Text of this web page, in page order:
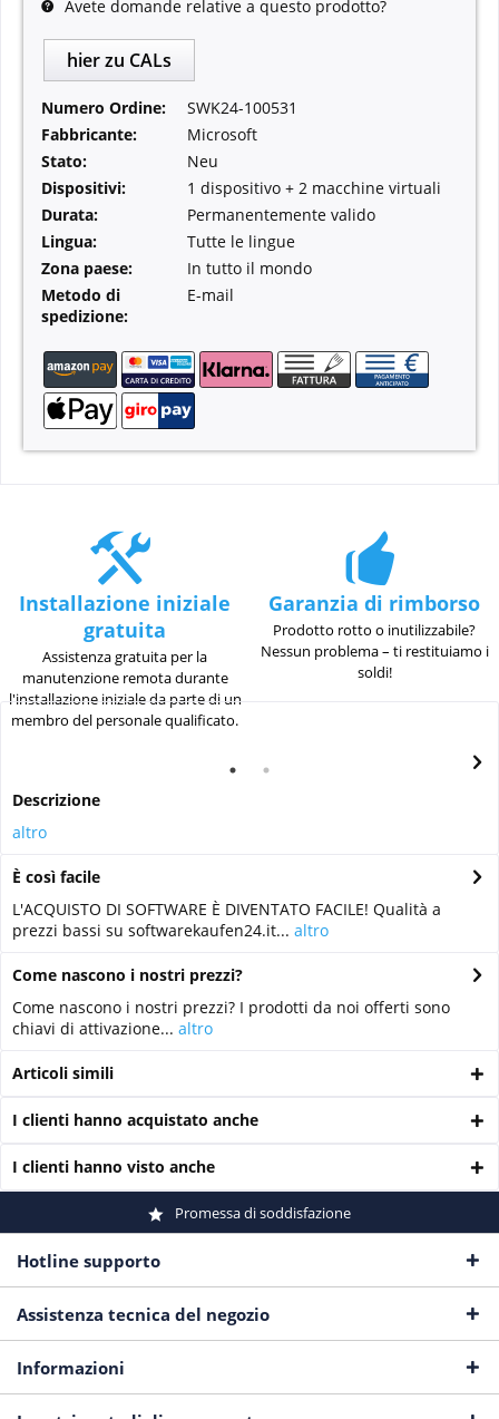
Avete domande relative a questo prodotto?
hier zu CALs
Numero Ordine:
SWK24-100531
Fabbricante:
Microsoft
Stato:
Neu
Dispositivi:
1 dispositivo + 2 macchine virtuali
Durata:
Permanentemente valido
Lingua:
Tutte le lingue
Zona paese:
In tutto il mondo
Metodo di
spedizione:
E-mail
Installazione iniziale
gratuita
Assistenza gratuita per la
manutenzione remota durante
l'installazione iniziale da parte di un
membro del personale qualificato.
Garanzia di rimborso
Prodotto rotto o inutilizzabile?
Nessun problema – ti restituiamo i
soldi!
Descrizione
altro
È così facile
L'ACQUISTO DI SOFTWARE È DIVENTATO FACILE! Qualità a
prezzi bassi su softwarekaufen24.it... altro
Come nascono i nostri prezzi?
Come nascono i nostri prezzi? I prodotti da noi offerti sono
chiavi di attivazione... altro
Articoli simili
I clienti hanno acquistato anche
I clienti hanno visto anche
Promessa di soddisfazione
Hotline supporto
Assistenza tecnica del negozio
Informazioni